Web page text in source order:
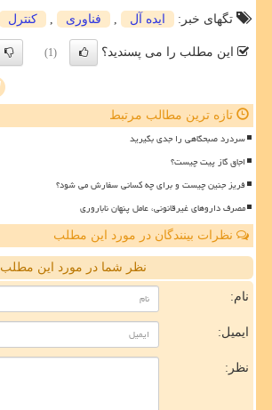
تگهای خبر:
ایده آل فناوری كنترل
این مطلب را می پسندید؟ (1)
تازه ترین مطالب مرتبط
سردرد صبحگاهی را جدی بگیرید
اجاق گاز پیت چیست؟
فریز جنین چیست و برای چه کسانی سفارش می شود؟
مصرف داروهای غیرقانونی، عامل پنهان ناباروری
نظرات بینندگان در مورد این مطلب
نظر شما در مورد این مطلب
نام:
ایمیل:
نظر: